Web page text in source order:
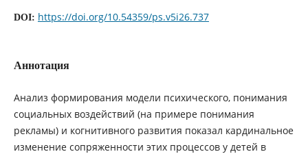
DOI: https://doi.org/10.54359/ps.v5i26.737
Аннотация
Анализ формирования модели психического, понимания
социальных воздействий (на примере понимания
рекламы) и когнитивного развития показал кардинальное
изменение сопряженности этих процессов у детей в